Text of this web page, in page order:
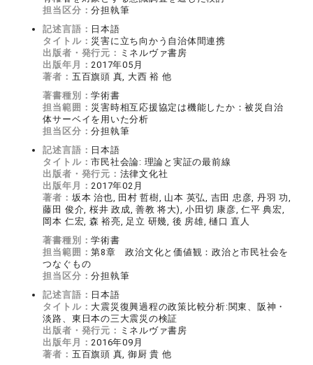
担当区分：分担執筆
記述言語： 日本語
タイトル： 災害に立ち向かう自治体間連携
出版者・発行元： ミネルヴァ書房
出版年月：2017年05月
著者： 五百旗頭 真, 大西 裕 他
著書種別：学術書
担当範囲： 災害時相互応援協定は機能したか：被災自治
体サーベイを用いた分析
担当区分：分担執筆
記述言語： 日本語
タイトル：市民社会論: 理論と実証の最前線
出版者・発行元： 法律文化社
出版年月：2017年02月
著者： 坂本 治也, 田村 哲樹, 山本 英弘, 吉田 忠彦, 丹羽 功,
藤田 俊介, 桜井 政成, 善教 将大), 小田切 康彦, 仁平 典宏,
岡本 仁宏, 森 裕亮, 足立 研幾, 後 房雄, 樋口 直人
著書種別：学術書
担当範囲：第8章 政治文化と価値観：政治と市民社会を
つなぐもの
担当区分：分担執筆
記述言語： 日本語
タイトル： 大震災復興過程の政策比較分析:関東、阪神・
淡路、東日本の三大震災の検証
出版者・発行元： ミネルヴァ書房
出版年月：2016年09月
著者： 五百旗頭 真, 御厨 貴 他